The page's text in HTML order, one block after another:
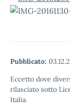
Pubblicato:
Eccetto dove
rilasciato sotto
Italia.